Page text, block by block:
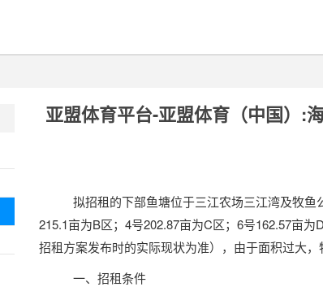
亚盟体育平台-亚盟体育（中国）:
拟招租的下部鱼塘位于三江农场三江湾及牧鱼
215.1亩为B区；4号202.87亩为C区；6号162.57亩
招租方案发布时的实际现状为准），由于面积过大
一、招租条件